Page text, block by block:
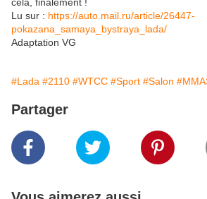
Lu sur : https://auto.mail.ru/article/26447-
pokazana_samaya_bystraya_lada/
Adaptation VG
#Lada #2110 #WTCC #Sport #Salon
Partager